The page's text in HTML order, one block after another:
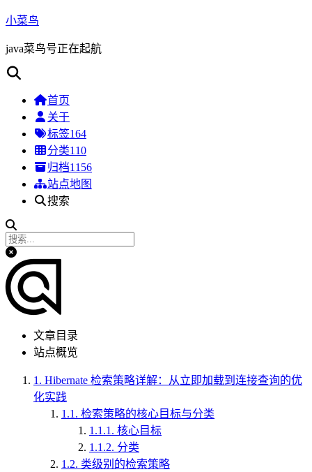
小菜鸟
java菜鸟号正在起航
首页
关于
标签164
分类110
归档1156
站点地图
搜索
文章目录
站点概览
1. Hibernate 检索策略详解：从立即加载到连接查询的优
化实践
1.1. 检索策略的核心目标与分类
1.1.1. 核心目标
1.1.2. 分类
1.2. 类级别的检索策略